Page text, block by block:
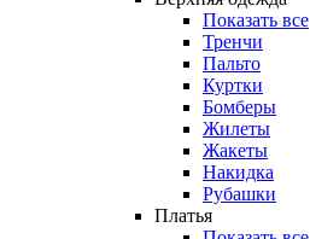
Показать все
Тренчи
Пальто
Куртки
Бомберы
Жилеты
Жакеты
Накидка
Рубашки
Платья